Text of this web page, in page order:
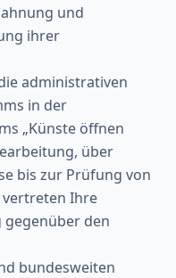
und
ihrer
administrativen
in der
„Künste öffnen
über
bis zur Prüfung von
vertreten Ihre
gegenüber den
bundesweiten